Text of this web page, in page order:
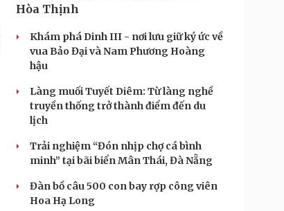
Hòa Thịnh
Khám phá Dinh III - nơi lưu giữ ký ức về
vua Bảo Đại và Nam Phương Hoàng
hậu
Làng muối Tuyết Diêm: Từ làng nghề
truyền thống trở thành điểm đến du
lịch
Trải nghiệm “Đón nhịp chợ cá bình
minh” tại bãi biển Mân Thái, Đà Nẵng
Đàn bồ câu 500 con bay rợp công viên
Hoa Hạ Long